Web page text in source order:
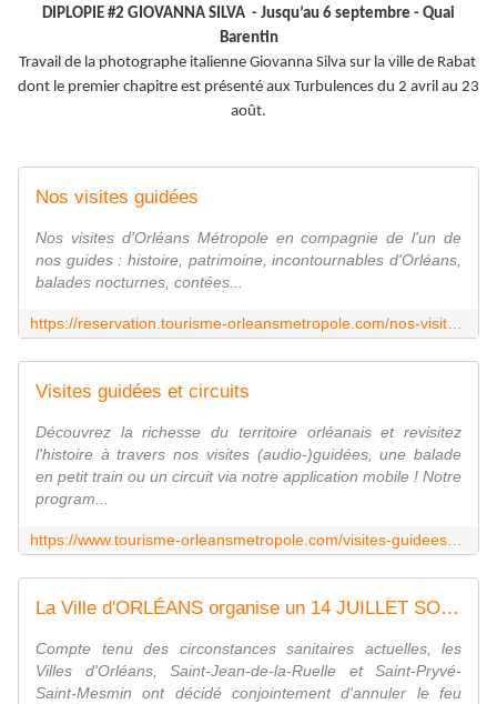
DIPLOPIE #2 GIOVANNA SILVA - Jusqu’au 6 septembre - Quai
Barentin
Travail de la photographe italienne Giovanna Silva sur la ville de Rabat
dont le premier chapitre est présenté aux Turbulences du 2 avril au 23
août.
Nos visites guidées
Nos visites d'Orléans Métropole en compagnie de l'un de
nos guides : histoire, patrimoine, incontournables d'Orléans,
balades nocturnes, contées...
Visites guidées et circuits
Découvrez la richesse du territoire orléanais et revisitez
l'histoire à travers nos visites (audio-)guidées, une balade
en petit train ou un circuit via notre application mobile ! Notre
program...
La Ville d'ORLÉANS organise un 14 JUILLET SOLIDAIRE / Annulation du feu d'artifice et du bal de la Fête Nationale 2020 - VIVRE AUTREMENT VOS LOISIRS avec Clodelle
Compte tenu des circonstances sanitaires actuelles, les
Villes d'Orléans, Saint-Jean-de-la-Ruelle et Saint-Pryvé-
Saint-Mesmin ont décidé conjointement d'annuler le feu